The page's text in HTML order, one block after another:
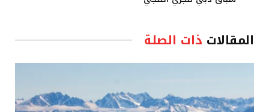
المقالات ذات الصلة